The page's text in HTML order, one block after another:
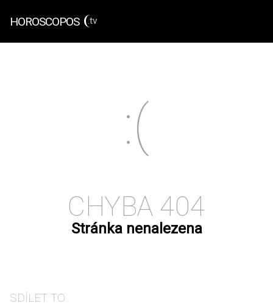
HOROSCOPOS .tv
CHYBA 404
Stránka nenalezena
SDÍLET TO